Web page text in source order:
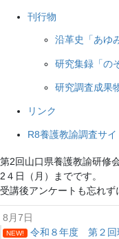
刊行物
沿革史「あゆ
研究集録「の
研究調査成果
リンク
R8養護教諭調査サ
第2回山口県養護教諭研修
2４日（月）までです。
受講後アンケートも忘れず
8月7日
NEW! 令和８年度 第２回